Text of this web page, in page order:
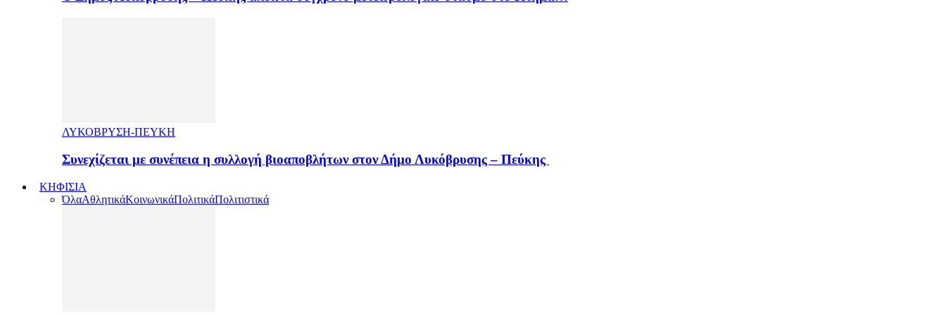
ΛΥΚΟΒΡΥΣΗ-ΠΕΥΚΗ
Συνεχίζεται με συνέπεια η συλλογή βιοαποβλήτων στον Δήμο Λυκόβρυσης – Πεύκης
ΚΗΦΙΣΙΑ
ΌλαΑθλητικάΚοινωνικάΠολιτικάΠολιτιστικά